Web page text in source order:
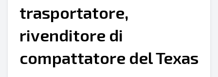
trasportatore,
rivenditore di
compattatore del Texas